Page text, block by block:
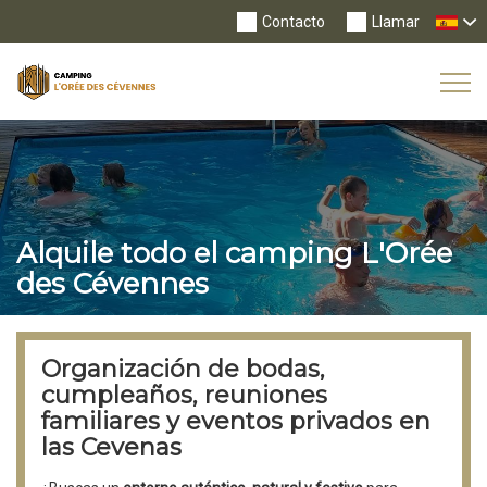
Llamar
Contacto
Alquile todo el camping L'Orée
des Cévennes
Organización de bodas,
cumpleaños, reuniones
familiares y eventos privados en
las Cevenas